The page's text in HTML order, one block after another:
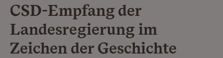
CSD-Empfang der
Landesregierung im
Zeichen der Geschichte